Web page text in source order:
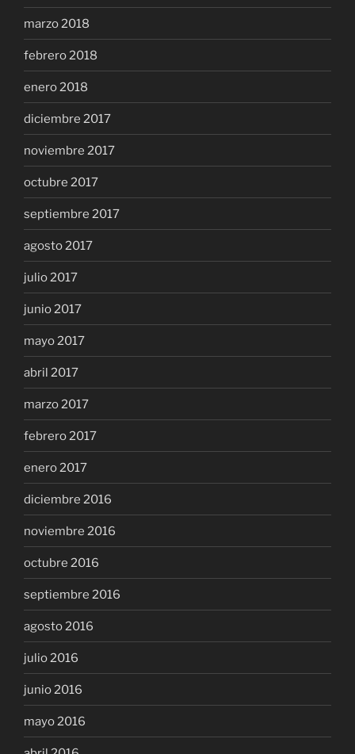
marzo 2018
febrero 2018
enero 2018
diciembre 2017
noviembre 2017
octubre 2017
septiembre 2017
agosto 2017
julio 2017
junio 2017
mayo 2017
abril 2017
marzo 2017
febrero 2017
enero 2017
diciembre 2016
noviembre 2016
octubre 2016
septiembre 2016
agosto 2016
julio 2016
junio 2016
mayo 2016